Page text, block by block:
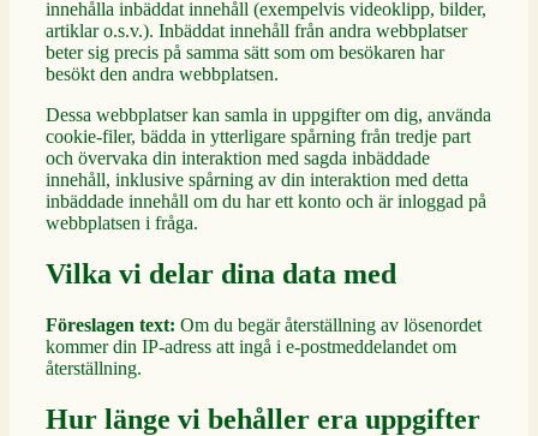
innehålla inbäddat innehåll (exempelvis videoklipp, bilder,
artiklar o.s.v.). Inbäddat innehåll från andra webbplatser
beter sig precis på samma sätt som om besökaren har
besökt den andra webbplatsen.
Dessa webbplatser kan samla in uppgifter om dig, använda
cookie-filer, bädda in ytterligare spårning från tredje part
och övervaka din interaktion med sagda inbäddade
innehåll, inklusive spårning av din interaktion med detta
inbäddade innehåll om du har ett konto och är inloggad på
webbplatsen i fråga.
Vilka vi delar dina data med
Föreslagen text: Om du begär återställning av lösenordet
kommer din IP-adress att ingå i e-postmeddelandet om
återställning.
Hur länge vi behåller era uppgifter